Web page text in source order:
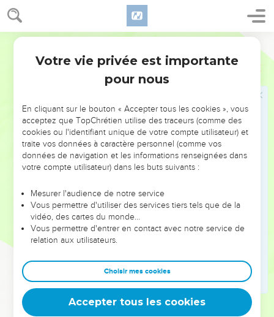
1 Chroniques 5
à Gozan, où ils sont restés jusqu'à aujourd’hui.
Les descendants de Lévi: les grands-prêtres
Fils de Lévi : Guershon, Kehath et Merari.
Fils de Kehath : Amram, Jitsehar, Hébron et Uziel.
Nadab, Abihu, Eléazar et Ithamar.
Eléazar eut pour fils Phinées ; Phinées eut Abishua ;
Abishua eut pour fils Bukki ; Bukki eut Uzzi ;
Uzzi eut pour fils Zerachja ; Zerachja eut Merajoth ;
Achithub eut pour fils Tsadok ; Tsadok eut Achimaats ;
Achimaats eut pour fils Azaria ; Azaria eut Jochanan ;
Jochanan eut pour fils Azaria, qui exerça ses fonctions de
Azaria eut pour fils Amaria ; Amaria eut Achithub ;
Achithub eut pour fils Tsadok ; Tsadok eut Shallum ;
Shallum eut pour fils Hilkija ; Hilkija eut Azaria ;
Votre vie privée est importante
pour nous
En cliquant sur le bouton « Accepter tous les cookies », vous
acceptez que TopChrétien utilise des traceurs (comme des
cookies ou l'identifiant unique de votre compte utilisateur) et
traite vos données à caractère personnel (comme vos
données de navigation et les informations renseignées dans
votre compte utilisateur) dans les buts suivants :
Mesurer l'audience de notre service
Vous permettre d'utiliser des services tiers tels que de la
vidéo, des cartes du monde…
Vous permettre d'entrer en contact avec notre service de
relation aux utilisateurs.
Choisir mes cookies
Accepter tous les cookies